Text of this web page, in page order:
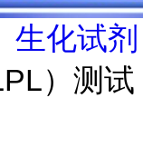
生化试剂
）测试